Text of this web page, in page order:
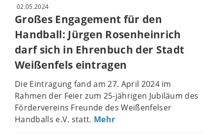
02.05.2024
Großes Engagement für den
Handball: Jürgen Rosenheinrich
darf sich in Ehrenbuch der Stadt
Weißenfels eintragen
Die Eintragung fand am 27. April 2024 im
Rahmen der Feier zum 25-jährigen Jubiläum des
Fördervereins Freunde des Weißenfelser
Handballs e.V. statt. Mehr